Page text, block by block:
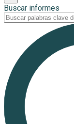
Buscar informes